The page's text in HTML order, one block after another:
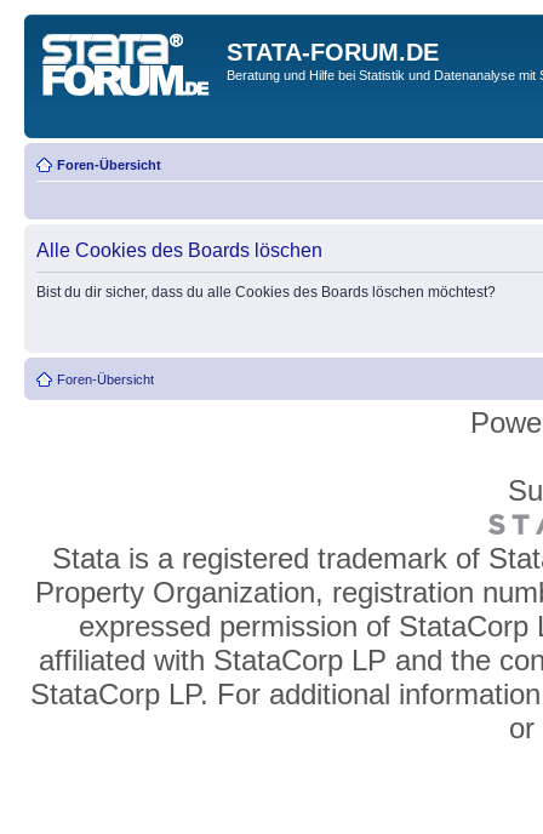
STATA-FORUM.DE
Beratung und Hilfe bei Statistik und Datenanalyse mit
Foren-Übersicht
Alle Cookies des Boards löschen
Bist du dir sicher, dass du alle Cookies des Boards löschen möchtest?
Foren-Übersicht
Stata is a registered trademark of
Property Organization, registration
expressed permission of
affiliated with StataCorp LP and the
StataCorp LP. For additional
or